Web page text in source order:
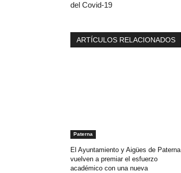
del Covid-19
ARTÍCULOS RELACIONADOS
Paterna
El Ayuntamiento y Aigües de Paterna
vuelven a premiar el esfuerzo
académico con una nueva